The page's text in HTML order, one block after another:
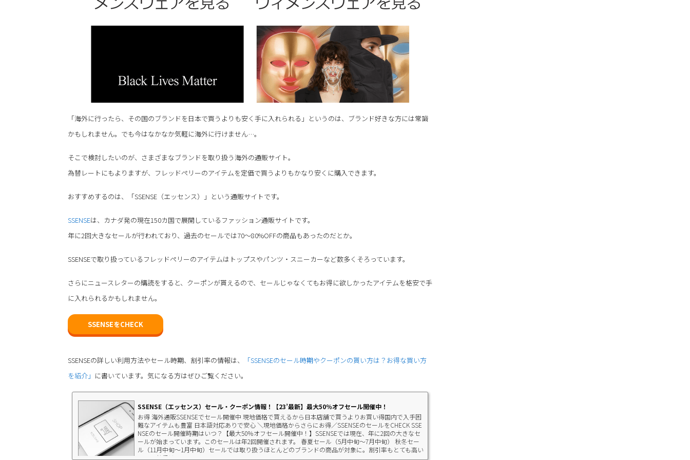
「海外に行ったら、その国のブランドを日本で買うよりも安く手に入れられる」というのは、ブランド好きな方には常識
かもしれません。でも今はなかなか気軽に海外に行けません…。
そこで検討したいのが、さまざまなブランドを取り扱う海外の通販サイト。
為替レートにもよりますが、フレッドペリーのアイテムを定価で買うよりもかなり安くに購入できます。
おすすめするのは、「SSENSE（エッセンス）」という通販サイトです。
SSENSEは、カナダ発の現在150カ国で展開しているファッション通販サイトです。
年に2回大きなセールが行われており、過去のセールでは70～80%OFFの商品もあったのだとか。
SSENSEで取り扱っているフレッドペリーのアイテムはトップスやパンツ・スニーカーなど数多くそろっています。
さらにニュースレターの購読をすると、クーポンが貰えるので、セールじゃなくてもお得に欲しかったアイテムを格安で手
に入れられるかもしれません。
SSENSEをCHECK
SSENSEの詳しい利用方法やセール時期、割引率の情報は、
「SSENSEのセール時期やクーポンの貰い方は？お得な買い方
を紹介」 に書いています。気になる方はぜひご覧ください。
SSENSE（エッセンス）セール・クーポン情報！【23’最新】最大50％オフセール開催中！
お得 海外通販SSENSEでセール開催中 現地価格で買えるから日本店舗で買うよりお買い得国内で入手困
難なアイテムも豊富 日本語対応ありで安心 ＼現地価格からさらにお得／SSENSEのセールをCHECK SSE
NSEのセール開催時期はいつ？【最大50％オフセール開催中！】SSENSEでは現在、年に2回の大きなセ
ールが始まっています。このセールは年2回開催されます。 春夏セール（5月中旬～7月中旬） 秋冬セー
ル（11月中旬～1月中旬）セールでは取り扱うほとんどのブランドの商品が対象に。割引率もとても高い
ので、普段は...